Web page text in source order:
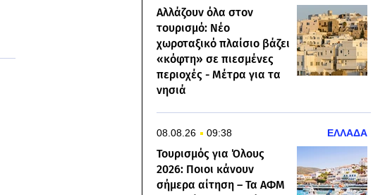
Αλλάζουν όλα στον
τουρισμό: Νέο
χωροταξικό πλαίσιο βάζει
«κόφτη» σε πιεσμένες
περιοχές - Μέτρα για τα
νησιά
08.08.26 09:38 ΕΛΛΑΔΑ
Τουρισμός για Όλους
2026: Ποιοι κάνουν
σήμερα αίτηση – Τα ΑΦΜ